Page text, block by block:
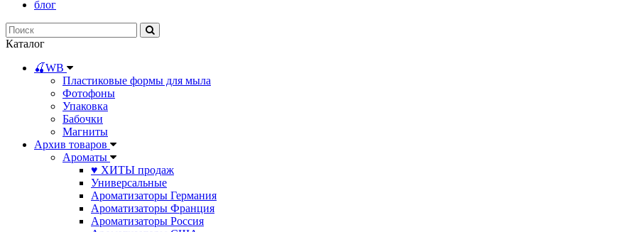
блог
Каталог
🍒WB
Пластиковые формы для мыла
Фотофоны
Упаковка
Бабочки
Магниты
Архив товаров
Ароматы
♥ ХИТЫ продаж
Универсальные
Ароматизаторы Германия
Ароматизаторы Франция
Ароматизаторы Россия